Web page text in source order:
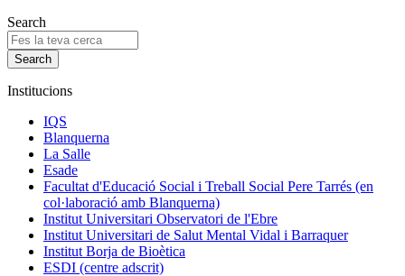
Search
Institucions
IQS
Blanquerna
La Salle
Esade
Facultat d'Educació Social i Treball Social Pere Tarrés (en
col·laboració amb Blanquerna)
Institut Universitari Observatori de l'Ebre
Institut Universitari de Salut Mental Vidal i Barraquer
Institut Borja de Bioètica
ESDI (centre adscrit)